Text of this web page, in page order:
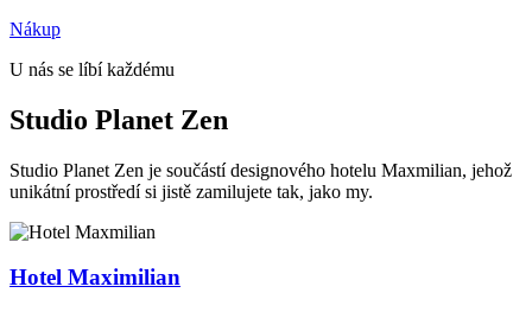
Nákup
U nás se líbí každému
Studio Planet Zen
Studio Planet Zen je součástí designového hotelu Maxmilian, jehož
unikátní prostředí si jistě zamilujete tak, jako my.
Hotel Maximilian